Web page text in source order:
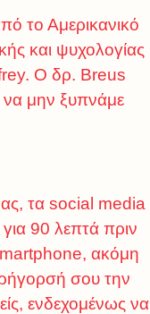
το Αμερικανικό
και ψυχολογίας
Ο δρ. Breus
να μην ξυπνάμε
τα social media
90 λεπτά πριν
ακόμη
σου την
ενδεχομένως να